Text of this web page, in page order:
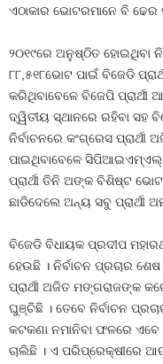
ଏଠାକାର ଭୋଟରମାନେ ବି ଢେର
୨୦୧୯ରେ ଅନୁଷ୍ଠିତ ହୋଇଥିବା
୮୮,୫୧୮ଭୋଟ ପାଇଁ ବିଜେଡି
କରିଥିବାବେଳେ ବିଜେପି
ଦ୍ୱିତୀୟ ସ୍ଥାନରେ ରହିବା ସହ
ନିର୍ବାଚନରେ କଂଗ୍ରେସ
ପାଇଥିବାବେଳେ ସିପିଆଇଏମ୍‍ଏଲ୍‍
ପ୍ରାର୍ଥୀ ତିନି ଅଙ୍କ ବିଶିଷ୍ଟ
ଛାଡିଦେଲେ ଅନ୍ୟ ସବୁ ପ୍ରାର୍ଥୀ
ବିଜେଡି ବିଧାୟକ ପ୍ରଦୀପ
ହେଉଛି । ନିର୍ବାଚନ ପ୍ରଚାର
ପ୍ରାର୍ଥୀ ଅଜିତ ମଙ୍ଗରାଜଙ୍କ
ଘୁଞ୍ଚିଛି । ତେବେ ନିର୍ବାଚନ
କଟକଣା ନମାନିବା ଫଳରେ
ଚାଲିଛି । ଏ ପରିପ୍ରେକ୍ଷୀରେ